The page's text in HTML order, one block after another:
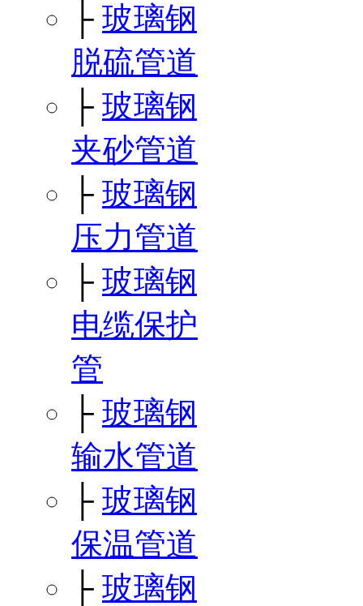
├ 玻璃钢
脱硫管道
├ 玻璃钢
夹砂管道
├ 玻璃钢
压力管道
├ 玻璃钢
电缆保护
管
├ 玻璃钢
输水管道
├ 玻璃钢
保温管道
├ 玻璃钢